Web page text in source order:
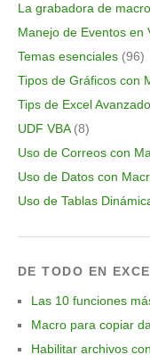
La grabadora de
Manejo de Eventos en
Temas esenciales (96)
Tipos de Gráficos con
Tips de Excel Avanzado
UDF VBA(8)
Uso de Correos con
Uso de Datos con
Uso de Tablas
DE TODO EN
Las 10 funciones
Macro para copiar
Habilitar archivos